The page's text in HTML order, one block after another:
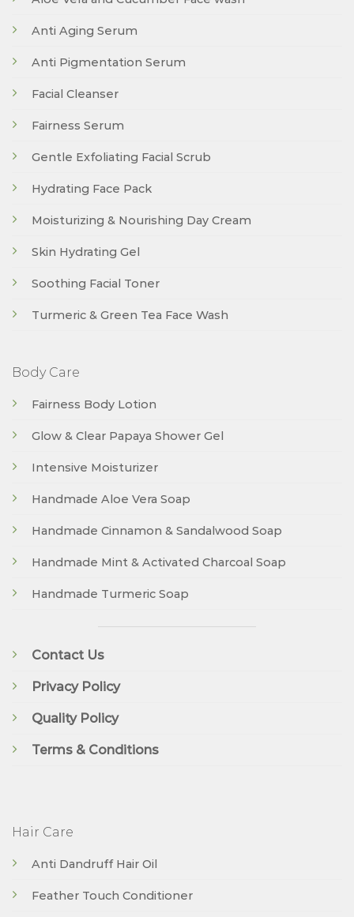
Anti Aging Serum
Anti Pigmentation Serum
Facial Cleanser
Fairness Serum
Gentle Exfoliating Facial Scrub
Hydrating Face Pack
Moisturizing & Nourishing Day Cream
Skin Hydrating Gel
Soothing Facial Toner
Turmeric & Green Tea Face Wash
Body Care
Fairness Body Lotion
Glow & Clear Papaya Shower Gel
Intensive Moisturizer
Handmade Aloe Vera Soap
Handmade Cinnamon & Sandalwood Soap
Handmade Mint & Activated Charcoal Soap
Handmade Turmeric Soap
Contact Us
Privacy Policy
Quality Policy
Terms & Conditions
Hair Care
Anti Dandruff Hair Oil
Feather Touch Conditioner